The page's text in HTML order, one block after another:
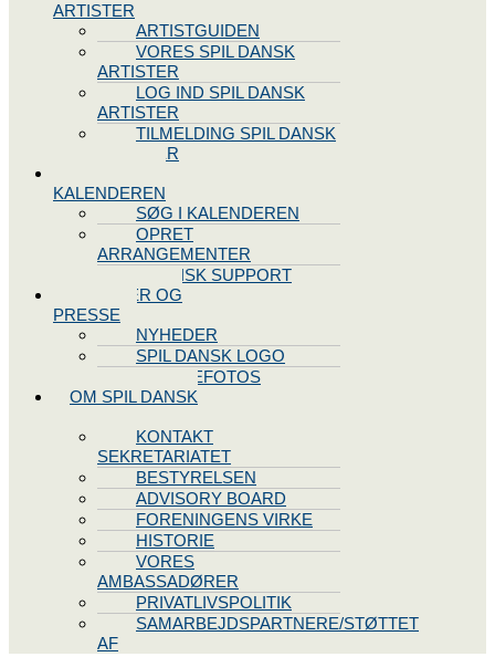
ARTISTER
ARTISTGUIDEN
VORES SPIL DANSK
ARTISTER
LOG IND SPIL DANSK
ARTISTER
TILMELDING SPIL DANSK
ARTISTER
KALENDEREN
SØG I KALENDEREN
OPRET
ARRANGEMENTER
TEKNISK SUPPORT
NYHEDER OG
PRESSE
NYHEDER
SPIL DANSK LOGO
PRESSEFOTOS
OM SPIL DANSK
KONTAKT
SEKRETARIATET
BESTYRELSEN
ADVISORY BOARD
FORENINGENS VIRKE
HISTORIE
VORES
AMBASSADØRER
PRIVATLIVSPOLITIK
SAMARBEJDSPARTNERE/STØTTET
AF